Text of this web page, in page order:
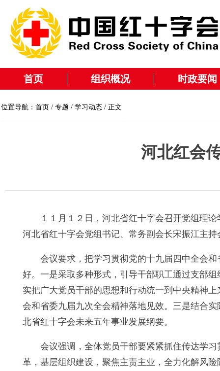
首页 组织概况 时政要闻
位置导航： 首页 / 专题 / 学习动态 / 正文
河北红会
１１月１２日，河北省红十字会召开党组理
河北省红十字会党组书记、常务副会长宋振江主持
会议要求，把学习贯彻党的十九届四中全会
好。一是采取多种形式，引导干部职工通过支部
实把广大党员干部的思想和行动统一到中央精神
会和省委九届九次全会精神落地见效。三是结合
北省红十字会未来五年事业发展纲要。
会议强调，全体党员干部要紧紧抓住传达学
革，基层组织建设，聚焦主责主业，全力化解风